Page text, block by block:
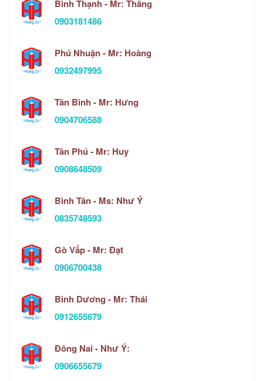
Bình Thạnh - Mr: Thắng
0903181486
Phú Nhuận - Mr: Hoàng
0932497995
Tân Bình - Mr: Hưng
0904706588
Tân Phú - Mr: Huy
0908648509
Bình Tân - Ms: Như Ý
0835748593
Gò Vấp - Mr: Đạt
0906700438
Bình Dương - Mr: Thái
0912655679
Đông Nai - Như Ý:
0906655679